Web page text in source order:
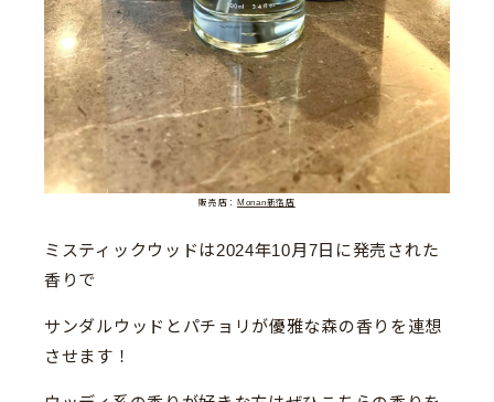
販売店： Monan新宿店
ミスティックウッドは2024年10月7日に発売された
香りで
サンダルウッドとパチョリが優雅な森の香りを連想
させます！